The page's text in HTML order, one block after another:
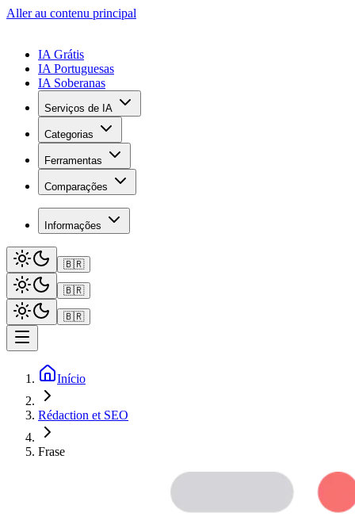
Aller au contenu principal
IA Grátis
IA Portuguesas
IA Soberanas
Serviços de IA
Categorias
Ferramentas
Comparações
Informações
🇧🇷
🇧🇷
🇧🇷
Início
Rédaction et SEO
Frase